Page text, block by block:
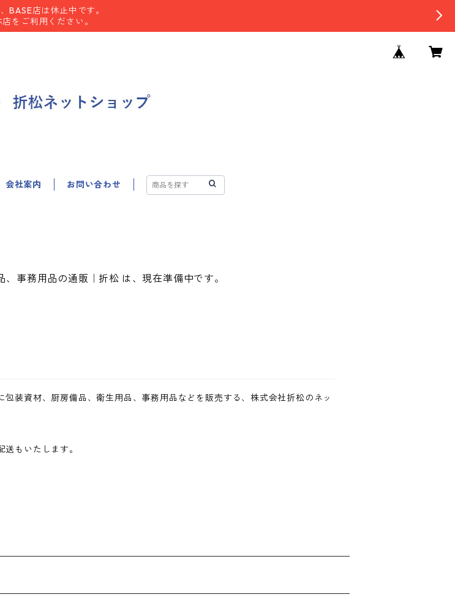
BASE店は休止中です。
店をご利用ください。
会社案内 お問い合わせ
事務用品の通販｜折松 は、現在準備中です。
装資材、厨房備品、衛生用品、事務用品などを販売する、株式会社折松のネッ
もいたします。